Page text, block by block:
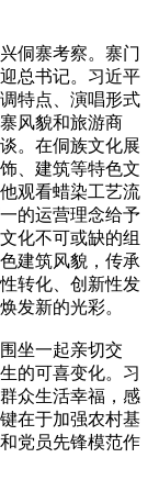
侗寨考察。寨门
总书记。习近平
特点、演唱形式
风貌和旅游商
。在侗族文化展
、建筑等特色文
观看蜡染工艺流
的运营理念给予
化不可或缺的组
建筑风貌，传承
转化、创新性发
发新的光彩。
坐一起亲切交
的可喜变化。习
众生活幸福，感
在于加强农村基
党员先锋模范作